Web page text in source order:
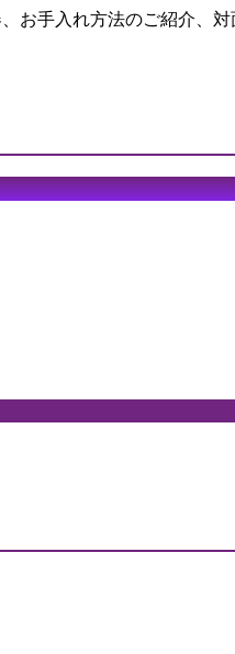
お手入れ方法のご紹介、